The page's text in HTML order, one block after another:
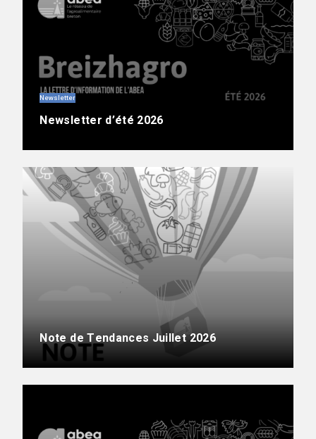
Newsletter
Newsletter d’été 2026
Note de Tendances Juillet 2026